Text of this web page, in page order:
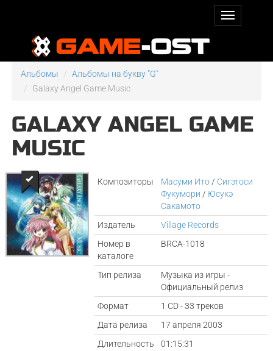
Альбомы
Альбомы на букву "G"
Galaxy Angel Game Music
GALAXY ANGEL GAME
MUSIC
Композиторы Масуми Ито / Сигэтоси
Фукумори / Юсукэ
Сакамото
Издатель
Village Records
Номер в
каталоге
BRCA-1018
Тип релиза
Музыка из игры -
Официальный релиз
Формат
1 CD - 33 треков
Дата релиза
17 апреля 2003
Длительность
01:15:31